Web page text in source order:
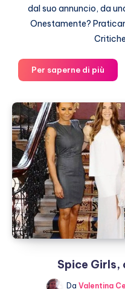
dal suo annuncio, da
Onestamente?
Per saperne di più
di
Spice Girls,
Da Valentina